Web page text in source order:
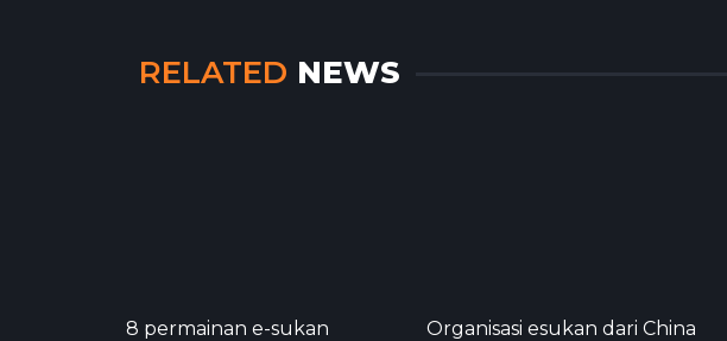
RELATED NEWS
8 permainan e-sukan
Organisasi esukan dari China